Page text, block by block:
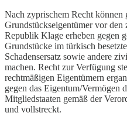
Nach zyprischem Recht können
Grundstückseigentümer vor den
Republik Klage erheben gegen
Grundstücke im türkisch
Schadensersatz sowie andere
machen. Recht zur Verfügung
rechtmäßigen Eigentümern
gegen das Eigentum/Vermögen
Mitgliedstaaten gemäß der
und vollstreckt.